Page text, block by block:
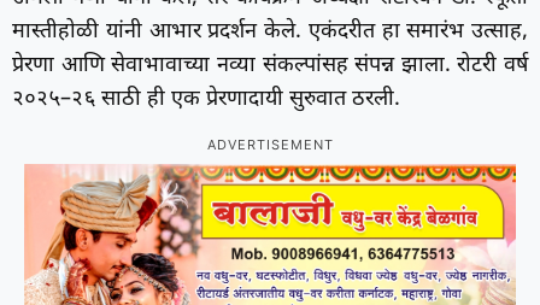
मास्तीहोळी यांनी आभार प्रदर्शन केले. एकंदरीत हा समारंभ उत्साह,
प्रेरणा आणि सेवाभावाच्या नव्या संकल्पांसह संपन्न झाला. रोटरी वर्ष
२०२५–२६ साठी ही एक प्रेरणादायी सुरुवात ठरली.
ADVERTISEMENT